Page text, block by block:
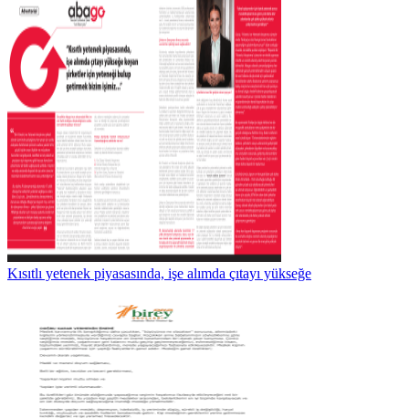
Kısıtlı yetenek piyasasında, işe alımda çıtayı yükseğe